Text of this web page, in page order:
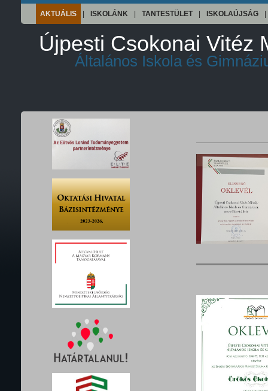
AKTUÁLIS ISKOLÁNK TANTESTÜLET ISKOLAÚJSÁG
Újpesti Csokonai Vitéz
Általános Iskola és